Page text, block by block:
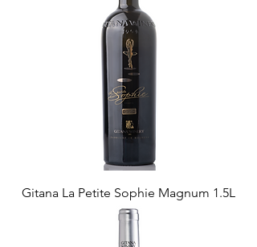
Gitana La Petite Sophie Magnum 1.5L